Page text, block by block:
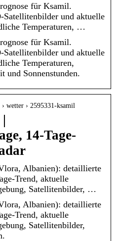
für Ksamil.
Satellitenbilder und aktuelle
Temperaturen, …
für Ksamil.
Satellitenbilder und aktuelle
Temperaturen,
und Sonnenstunden.
wetter › 2595331-ksamil
14-Tage-
Albanien): detaillierte
Trend, aktuelle
Satellitenbilder, …
Albanien): detaillierte
Trend, aktuelle
Satellitenbilder,